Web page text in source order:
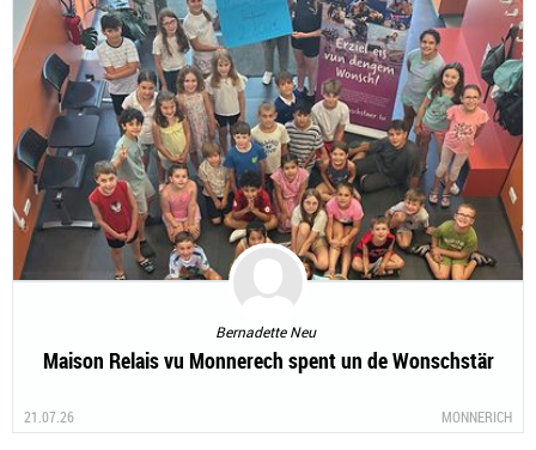
Bernadette Neu
Maison Relais vu Monnerech spent un de Wonschstär
21.07.26 MONNERICH